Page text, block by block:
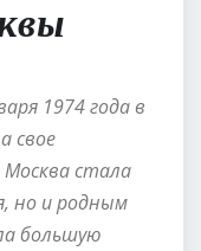
1974 года в
свое
Москва стала
но и родным
большую